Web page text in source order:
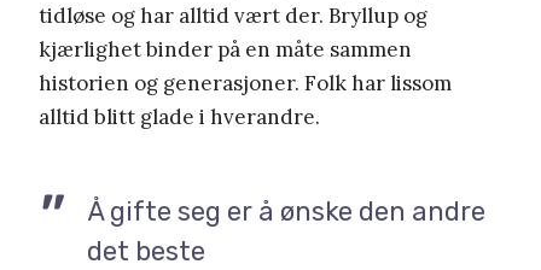
tidløse og har alltid vært der. Bryllup og
kjærlighet binder på en måte sammen
historien og generasjoner. Folk har lissom
alltid blitt glade i hverandre.
Å gifte seg er å ønske den andre
det beste